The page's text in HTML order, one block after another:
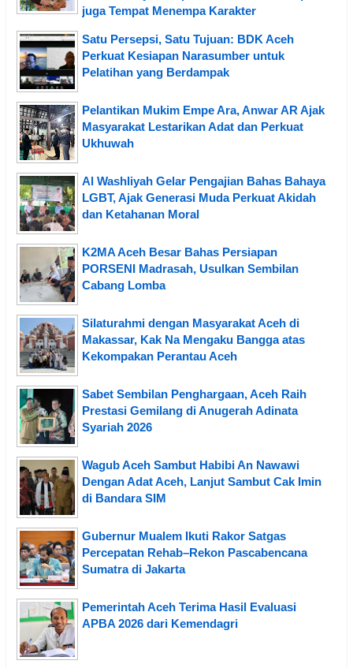
juga Tempat Menempa Karakter
Satu Persepsi, Satu Tujuan: BDK Aceh
Perkuat Kesiapan Narasumber untuk
Pelatihan yang Berdampak
Pelantikan Mukim Empe Ara, Anwar AR Ajak
Masyarakat Lestarikan Adat dan Perkuat
Ukhuwah
Al Washliyah Gelar Pengajian Bahas Bahaya
LGBT, Ajak Generasi Muda Perkuat Akidah
dan Ketahanan Moral
K2MA Aceh Besar Bahas Persiapan
PORSENI Madrasah, Usulkan Sembilan
Cabang Lomba
Silaturahmi dengan Masyarakat Aceh di
Makassar, Kak Na Mengaku Bangga atas
Kekompakan Perantau Aceh
Sabet Sembilan Penghargaan, Aceh Raih
Prestasi Gemilang di Anugerah Adinata
Syariah 2026
Wagub Aceh Sambut Habibi An Nawawi
Dengan Adat Aceh, Lanjut Sambut Cak Imin
di Bandara SIM
Gubernur Mualem Ikuti Rakor Satgas
Percepatan Rehab–Rekon Pascabencana
Sumatra di Jakarta
Pemerintah Aceh Terima Hasil Evaluasi
APBA 2026 dari Kemendagri